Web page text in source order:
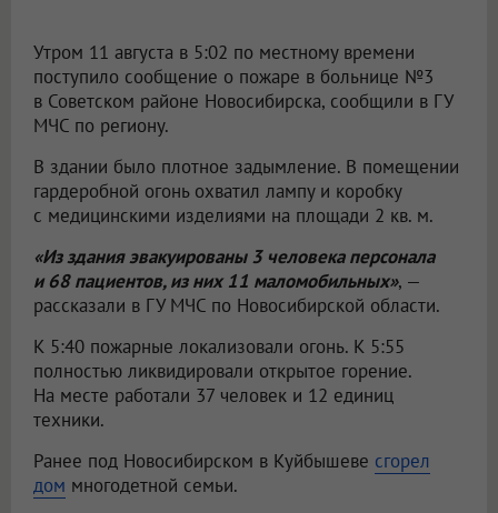
Утром 11 августа в 5:02 по местному времени
поступило сообщение о пожаре в больнице №3
в Советском районе Новосибирска, сообщили в ГУ
МЧС по региону.
В здании было плотное задымление. В помещении
гардеробной огонь охватил лампу и коробку
с медицинскими изделиями на площади 2 кв. м.
«Из здания эвакуированы 3 человека персонала
и 68 пациентов, из них 11 маломобильных», —
рассказали в ГУ МЧС по Новосибирской области.
К 5:40 пожарные локализовали огонь. К 5:55
полностью ликвидировали открытое горение.
На месте работали 37 человек и 12 единиц
техники.
Ранее под Новосибирском в Куйбышеве сгорел
дом многодетной семьи.